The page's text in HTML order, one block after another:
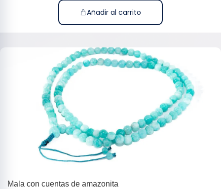
Añadir al carrito
Mala con cuentas de amazonita